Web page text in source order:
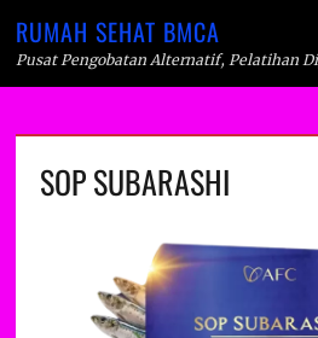
RUMAH SEHAT BMCA
Pusat Pengobatan Alternatif, Pelatihan
SOP SUBARASHI